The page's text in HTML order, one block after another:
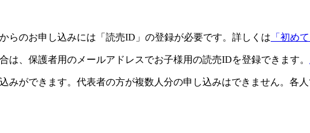
のお申し込みには「読売ID」の登録が必要です。詳しくは 「初め
、保護者用のメールアドレスでお子様用の読売IDを登録できます。
ができます。代表者の方が複数人分の申し込みはできません。各